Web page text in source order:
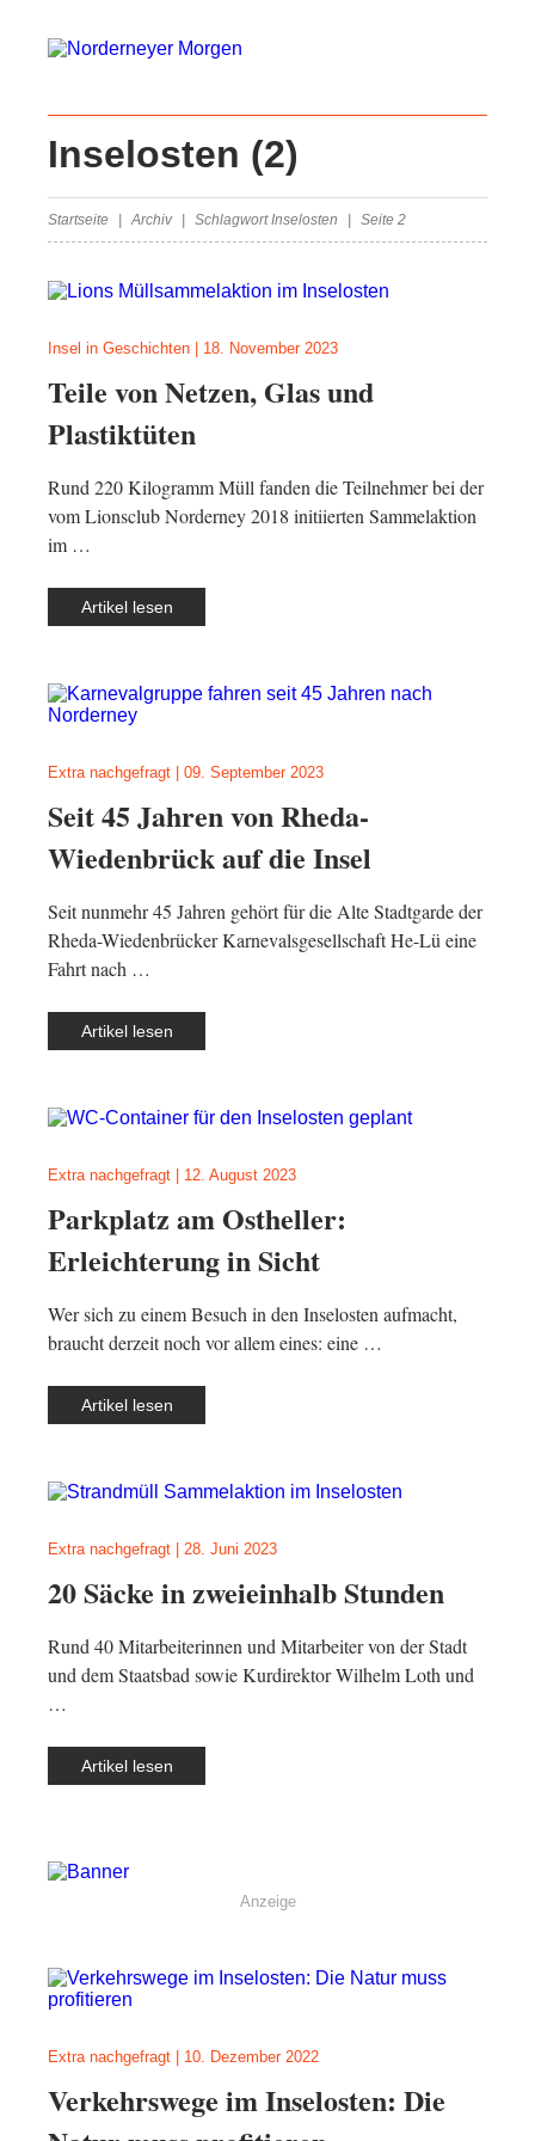
Inselosten (2)
Startseite Archiv Schlagwort Inselosten Seite 2
Insel in Geschichten 18. November 2023
Teile von Netzen, Glas und
Plastiktüten
Rund 220 Kilogramm Müll fanden die Teilnehmer bei der
vom Lionsclub Norderney 2018 initiierten Sammelaktion
im …
Artikel lesen
Extra nachgefragt 09. September 2023
Seit 45 Jahren von Rheda-
Wiedenbrück auf die Insel
Seit nunmehr 45 Jahren gehört für die Alte Stadtgarde der
Rheda-Wiedenbrücker Karnevalsgesellschaft He-Lü eine
Fahrt nach …
Artikel lesen
Extra nachgefragt 12. August 2023
Parkplatz am Ostheller:
Erleichterung in Sicht
Wer sich zu einem Besuch in den Inselosten aufmacht,
braucht derzeit noch vor allem eines: eine …
Artikel lesen
Extra nachgefragt 28. Juni 2023
20 Säcke in zweieinhalb Stunden
Rund 40 Mitarbeiterinnen und Mitarbeiter von der Stadt
und dem Staatsbad sowie Kurdirektor Wilhelm Loth und
…
Artikel lesen
Anzeige
Extra nachgefragt 10. Dezember 2022
Verkehrswege im Inselosten: Die